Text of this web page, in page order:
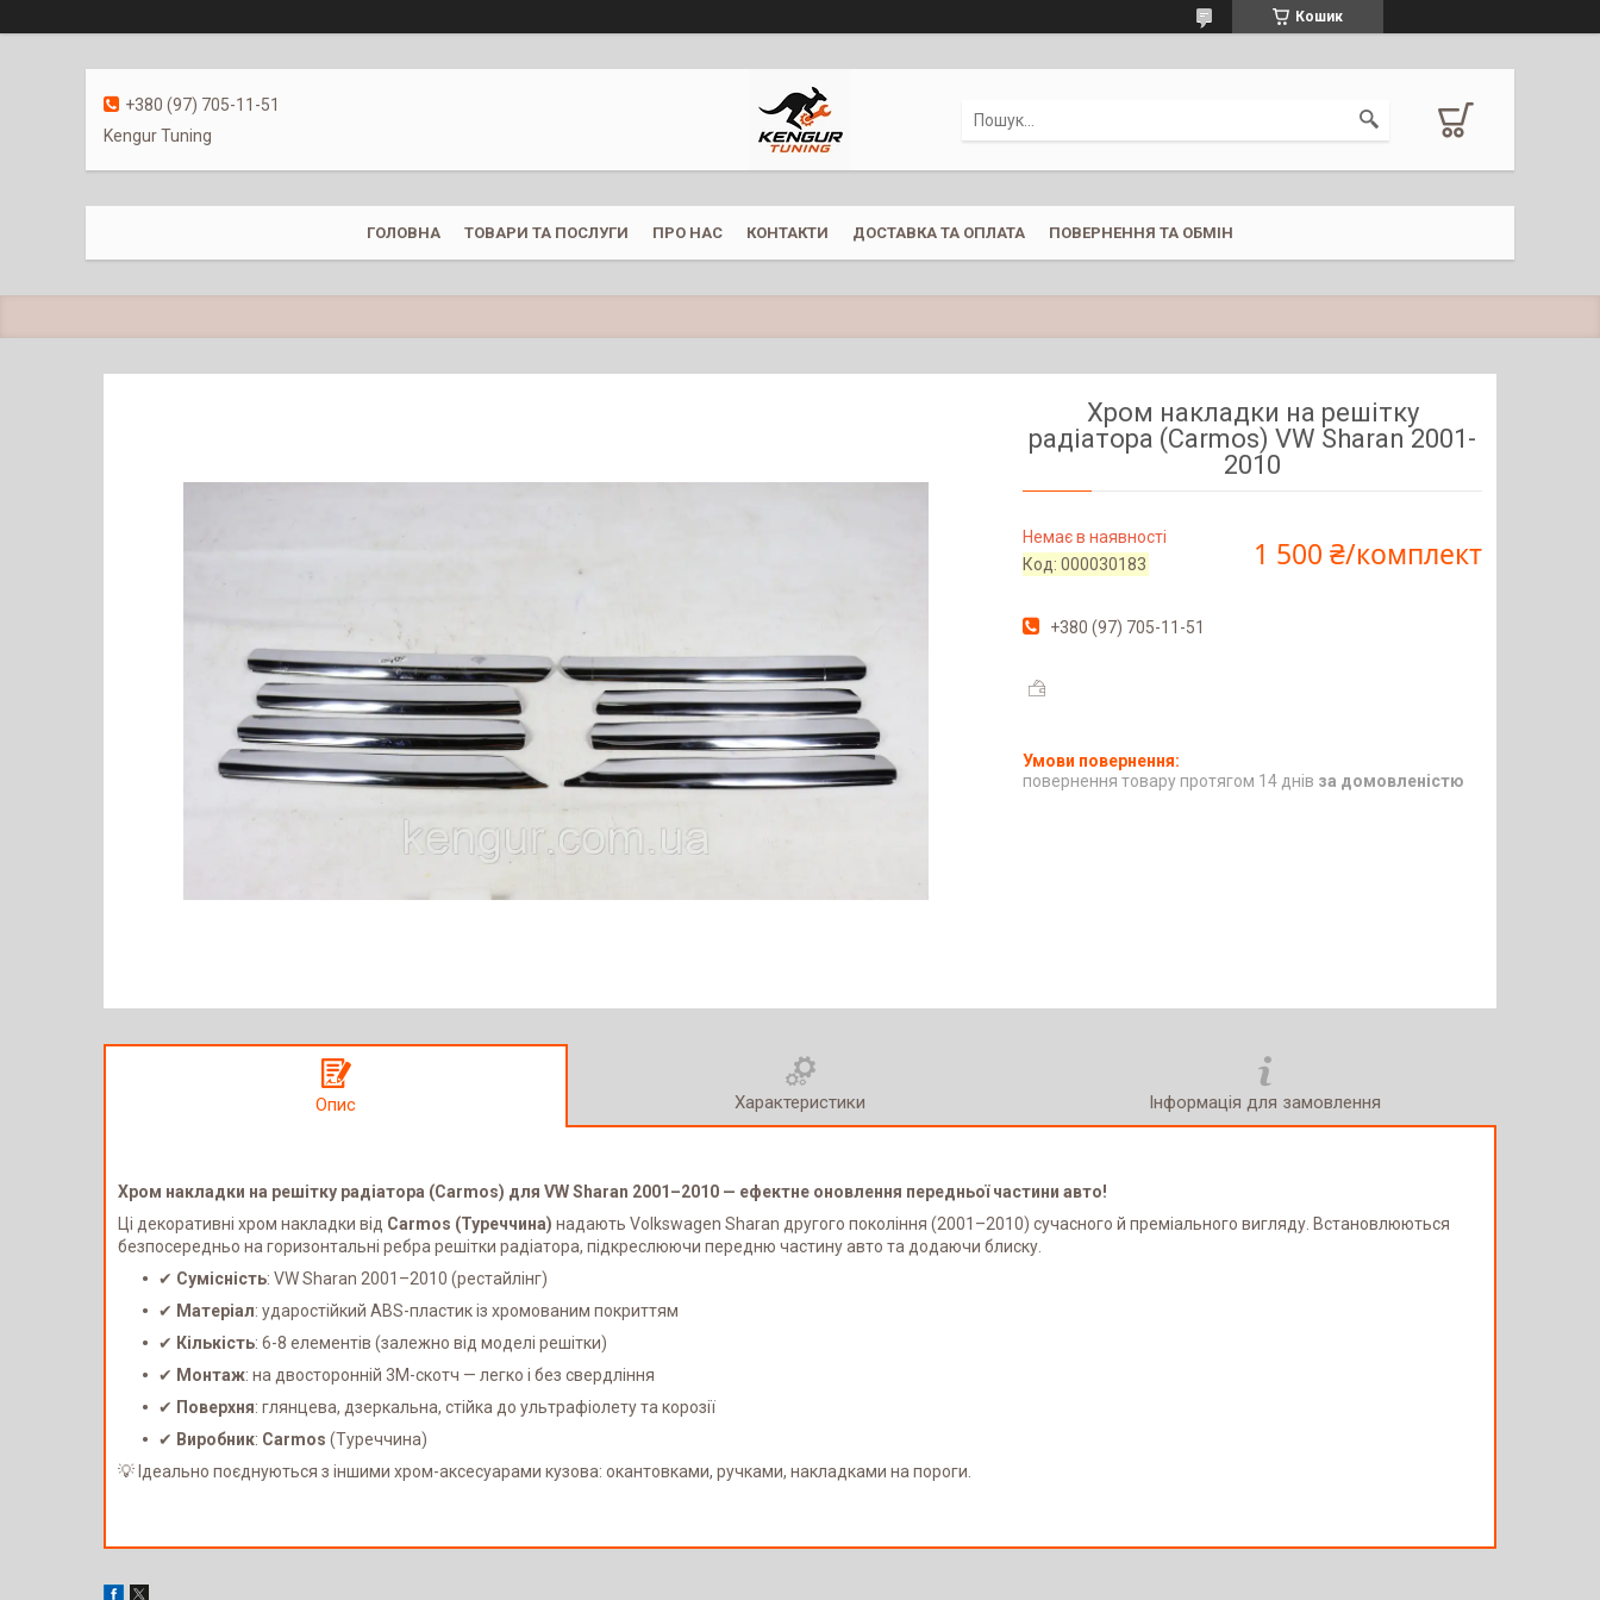
Кошик
+380 (97) 705-11-51
Kengur Tuning
ГОЛОВНА ТОВАРИ ТА ПОСЛУГИ ПРО НАС КОНТАКТИ ДОСТАВКА ТА ОПЛАТА ПОВЕРНЕННЯ ТА ОБМІН
Хром накладки на решітку
радіатора (Carmos) VW Sharan 2001-
2010
Немає в наявності
Код:000030183 1 500 ₴/комплект
+380 (97) 705-11-51
повернення товару протягом 14 днів за домовленістю
Опис Характеристики Інформація для замовлення
Хром накладки на решітку радіатора (Carmos) для VW Sharan 2001–2010 — ефектне оновлення передньої частини авто!
Ці декоративні хром накладки від Carmos (Туреччина) надають Volkswagen Sharan другого покоління (2001–2010) сучасного й преміального вигляду. Встановлюються
безпосередньо на горизонтальні ребра решітки радіатора, підкреслюючи передню частину авто та додаючи блиску.
✔ Сумісність: VW Sharan 2001–2010 (рестайлінг)
✔ Матеріал: ударостійкий ABS-пластик із хромованим покриттям
✔ Кількість: 6-8 елементів (залежно від моделі решітки)
✔ Монтаж: на двосторонній 3M-скотч — легко і без свердління
✔ Поверхня: глянцева, дзеркальна, стійка до ультрафіолету та корозії
✔ Виробник: Carmos (Туреччина)
💡 Ідеально поєднуються з іншими хром-аксесуарами кузова: окантовками, ручками, накладками на пороги.